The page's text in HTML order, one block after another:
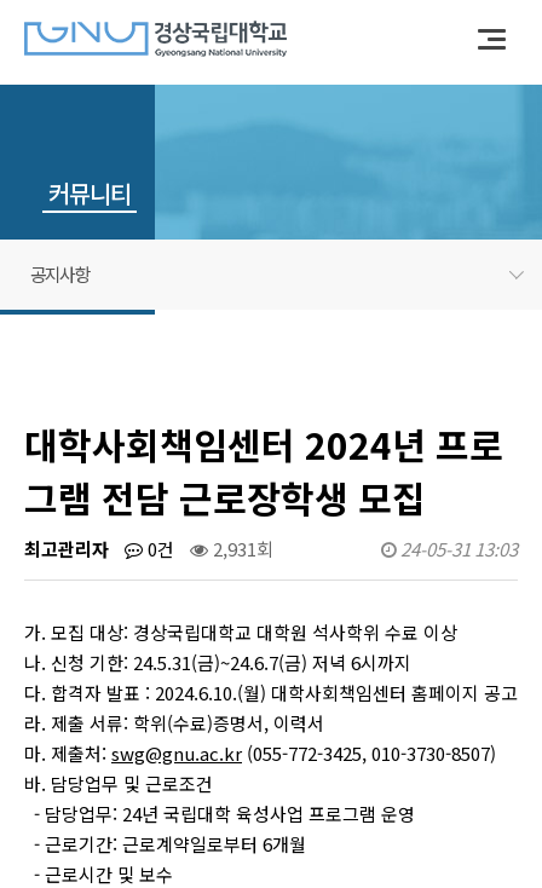
공지사항
커뮤니티
대학사회책임센터 2024년 프로
그램 전담 근로장학생 모집
최고관리자 0건 2,931회 24-05-31 13:03
가. 모집 대상: 경상국립대학교 대학원 석사학위 수료 이상
나. 신청 기한: 24.5.31(금)~24.6.7(금) 저녁 6시까지
다. 합격자 발표 : 2024.6.10.(월) 대학사회책임센터 홈페이지 공고
라. 제출 서류: 학위(수료)증명서, 이력서
마. 제출처: swg@gnu.ac.kr (055-772-3425, 010-3730-8507)
바. 담당업무 및 근로조건
- 담당업무: 24년 국립대학 육성사업 프로그램 운영
- 근로기간: 근로계약일로부터 6개월
- 근로시간 및 보수